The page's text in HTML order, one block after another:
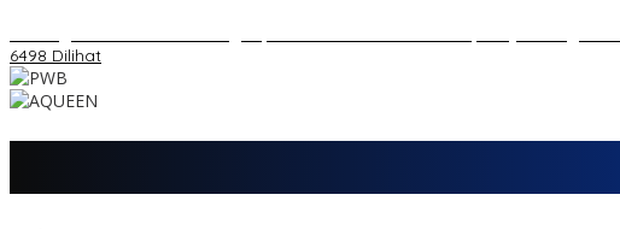
6498 Dilihat